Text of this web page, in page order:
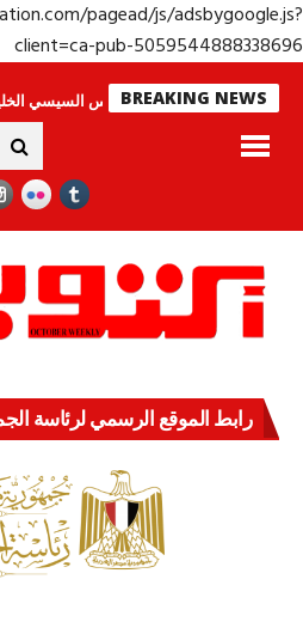
pagead/js/
client=ca-pub-
BREAKING NEWS
جولة الرئيس السيسي الخليجية..
رابط الموقع الرسمي لرئاسة